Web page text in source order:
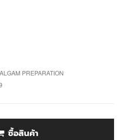
PREPARATION
ซื้อสินค้า